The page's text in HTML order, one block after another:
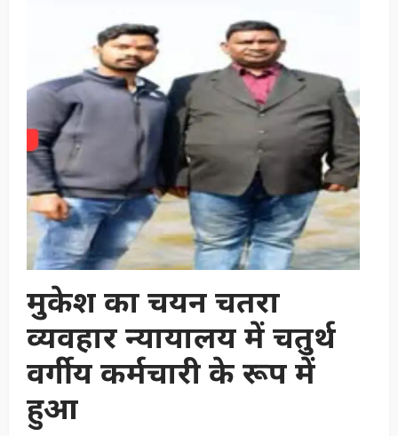
मुकेश का चयन चतरा
व्यवहार न्यायालय में चतुर्थ
वर्गीय कर्मचारी के रूप में
हुआ